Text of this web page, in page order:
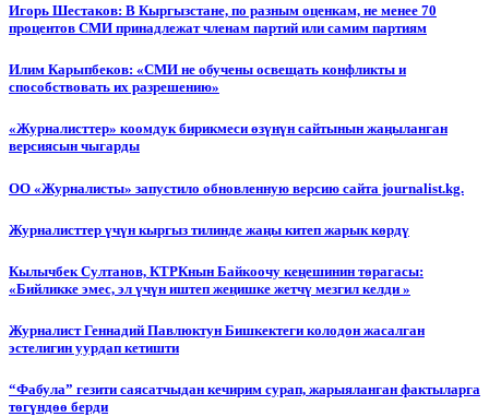
Игорь Шестаков: В Кыргызстане, по разным оценкам, не менее 70
процентов СМИ принадлежат членам партий или самим партиям
Илим Карыпбеков: «СМИ не обучены освещать конфликты и
способствовать их разрешению»
«Журналисттер» коомдук бирикмеси өзүнүн сайтынын жаңыланган
версиясын чыгарды
ОО «Журналисты» запустило обновленную версию сайта journalist.kg.
Журналисттер үчүн кыргыз тилинде жаңы китеп жарык көрдү
Кылычбек Султанов, КТРКнын Байкоочу кеңешинин төрагасы:
«Бийликке эмес, эл үчүн иштеп жеңишке жетчү мезгил келди »
Журналист Геннадий Павлюктун Бишкектеги колодон жасалган
эстелигин уурдап кетишти
“Фабула” гезити саясатчыдан кечирим сурап, жарыяланган фактыларга
төгүндөө берди